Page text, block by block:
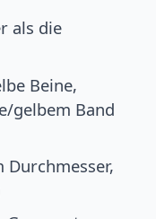
als die
Beine,
gelbem Band